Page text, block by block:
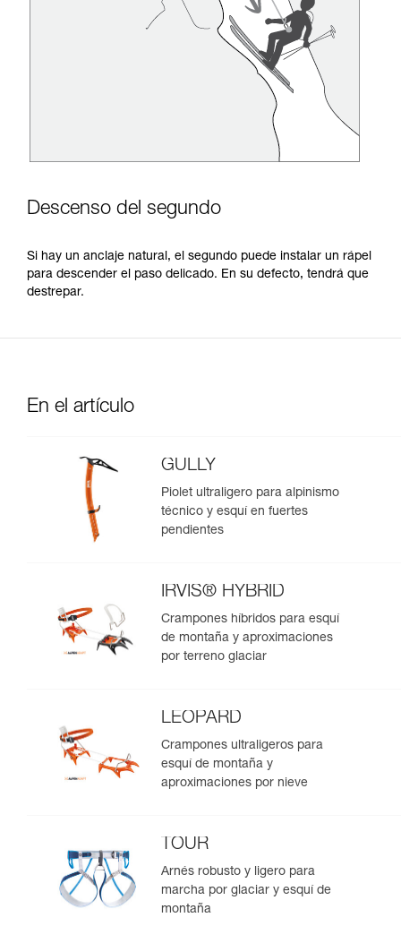
Descenso del segundo
Si hay un anclaje natural, el segundo puede instalar un rápel
para descender el paso delicado. En su defecto, tendrá que
destrepar.
En el artículo
GULLY
Piolet ultraligero para alpinismo
técnico y esquí en fuertes
pendientes
IRVIS® HYBRID
Crampones híbridos para esquí
de montaña y aproximaciones
por terreno glaciar
LEOPARD
Crampones ultraligeros para
esquí de montaña y
aproximaciones por nieve
TOUR
Arnés robusto y ligero para
marcha por glaciar y esquí de
montaña